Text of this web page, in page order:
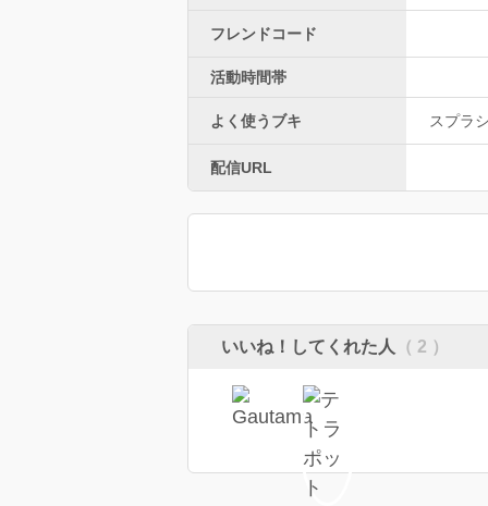
フレンドコード
活動時間帯
よく使うブキ スプラ
配信URL
いいね！してくれた人 （ 2 ）